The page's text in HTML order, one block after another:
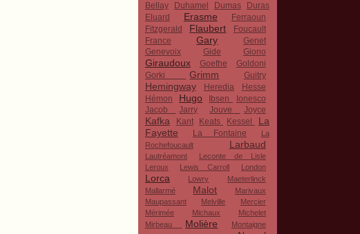
Bellay
Duhamel Dumas
Duras
Eluard
Erasme
Ferraoun
Fitzgerald
Flaubert
Foucault
France
Gary
Genet
Genevoix
Gide Giono
Giraudoux Goethe
Goldoni
Gorki
Grimm Guitry
Hemingway Heredia
Hesse
Hémon
Hugo Ibsen
Ionesco
Jacob
Jarry Jouve Joyce
Kafka Kant Keats Kessel
La
Fayette
La Fontaine
La
Rochefoucault
Larbaud
Lautréamont
Leconte de Lisle
Leroux
Lewis Carroll London
Lorca Lowry
Maeterlinck
Mallarmé
Malot
Marivaux
Maupassant
Melville
Mercier
Mérimée
Michaux
Michelet
Mirbeau
Molière Montaigne